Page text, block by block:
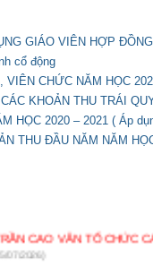
GIÁO VIÊN HỢP
cổ động
VIÊN CHỨC NĂM HỌC
KHOẢN THU TRÁI
HỌC 2020 – 2021 ( Áp
THU ĐẦU NĂM NĂM
07/2026)
HỌC TRẦN CAO VÂN